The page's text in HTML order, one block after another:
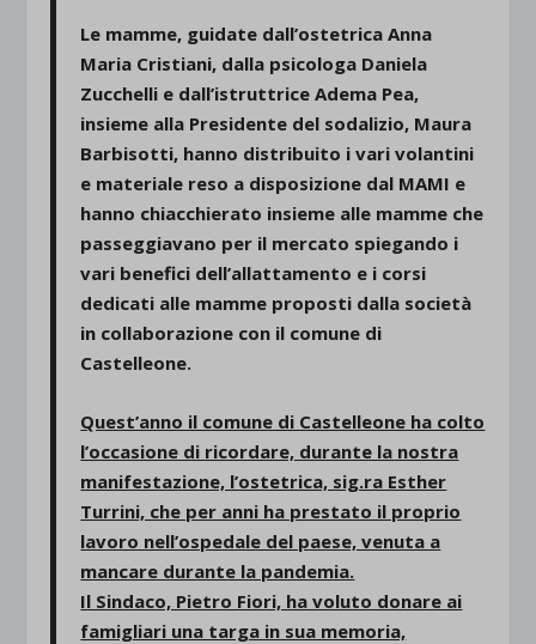
Le mamme, guidate dall’ostetrica Anna
Maria Cristiani, dalla psicologa Daniela
Zucchelli e dall’istruttriceAdema Pea,
insieme alla Presidente del sodalizio, Maura
Barbisotti, hanno distribuito i vari volantini
e materiale reso a disposizione dal MAMI e
hanno chiacchierato insieme alle mamme che
passeggiavano per il mercato spiegando i
vari benefici dell’allattamento e i corsi
dedicati alle mamme proposti dalla società
in collaborazione con il comune di
Castelleone.
Quest’anno il comune di Castelleone ha colto
l’occasione di ricordare, durante la nostra
manifestazione, l’ostetrica, sig.ra Esther
Turrini, che per anni ha prestato il proprio
lavoro nell’ospedale del paese, venuta a
mancare durante la pandemia.
Il Sindaco, Pietro Fiori, ha voluto donare ai
famigliari una targa in sua memoria,